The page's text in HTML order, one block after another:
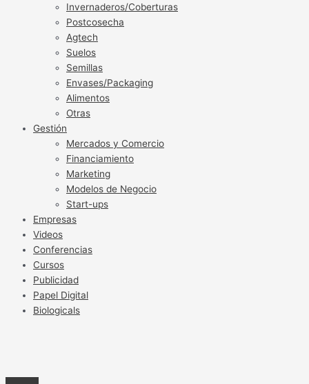
Invernaderos/Coberturas
Postcosecha
Agtech
Suelos
Semillas
Envases/Packaging
Alimentos
Otras
Gestión
Mercados y Comercio
Financiamiento
Marketing
Modelos de Negocio
Start-ups
Empresas
Videos
Conferencias
Cursos
Publicidad
Papel Digital
Biologicals